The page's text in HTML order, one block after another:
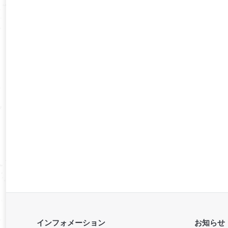
インフォメーション お知らせ